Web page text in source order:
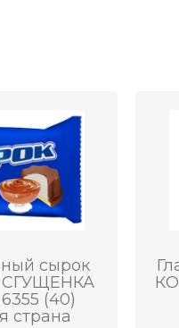
сырок
СГУЩЕНКА
(40)
страна